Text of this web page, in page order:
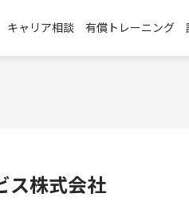
キャリア相談 有償トレーニング
ス株式会社